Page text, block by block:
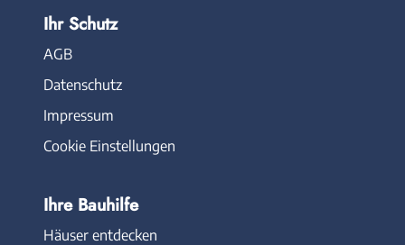
Ihr Schutz
AGB
Datenschutz
Impressum
Cookie Einstellungen
Ihre Bauhilfe
Häuser entdecken